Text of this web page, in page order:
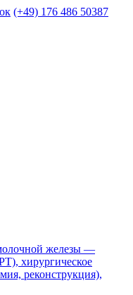
(+49) 176 486 50387
железы —
хирургическое
реконструкция),